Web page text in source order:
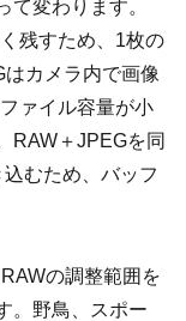
変わります。
残すため、1枚の
カメラ内で画像
ァイル容量が小
RAW＋JPEGを同
むため、バッフ
の調整範囲を
。野鳥、スポー